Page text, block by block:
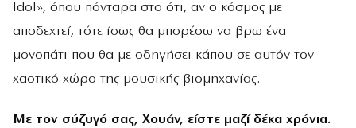
Idol», όπου πόνταρα στο ότι, αν ο κόσµος µε
αποδεχτεί, τότε ίσως θα µπορέσω να βρω ένα
µονοπάτι που θα µε οδηγήσει κάπου σε αυτόν τον
χαοτικό χώρο της µουσικής βιοµηχανίας.
Με τον σύζυγό σας, Χουάν, είστε µαζί δέκα χρόνια.